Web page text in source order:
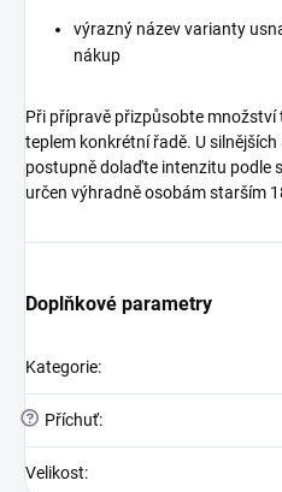
výrazný název varianty
nákup
Při přípravě přizpůsobte
teplem konkrétní řadě. U
postupně dolaďte intenzitu podle
určen výhradně osobám starším
Doplňkové parametry
Kategorie:
? Příchuť:
Velikost: